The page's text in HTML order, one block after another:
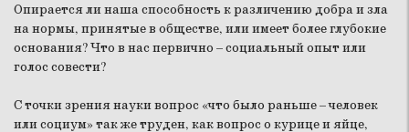
Опирается ли наша способность к различению добра и зла
на нормы, принятые в обществе, или имеет более глубокие
основания? Что в нас первично – социальный опыт или
голос совести?
С точки зрения науки вопрос «что было раньше – человек
или социум» так же труден, как вопрос о курице и яйце,